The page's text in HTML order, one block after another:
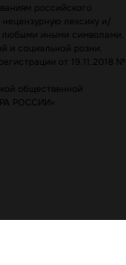
российского
лексику и/
любыми иными символами.
и социальной розни.
от 19.11.2018 №
общественной
РОССИИ»